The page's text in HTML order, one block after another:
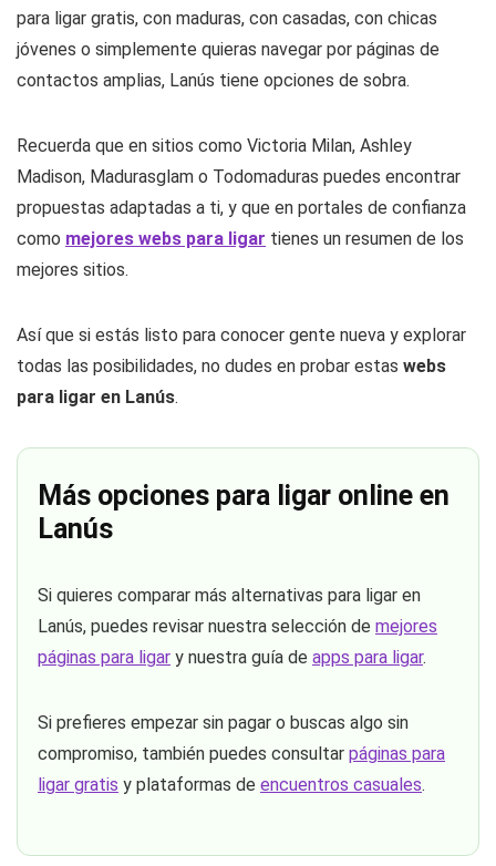
para ligar gratis, con maduras, con casadas, con chicas
jóvenes o simplemente quieras navegar por páginas de
contactos amplias, Lanús tiene opciones de sobra.
Recuerda que en sitios como Victoria Milan, Ashley
Madison, Madurasglam o Todomaduras puedes encontrar
propuestas adaptadas a ti, y que en portales de confianza
como mejores webs para ligar tienes un resumen de los
mejores sitios.
Así que si estás listo para conocer gente nueva y explorar
todas las posibilidades, no dudes en probar estas webs
para ligar en Lanús.
Más opciones para ligar online en
Lanús
Si quieres comparar más alternativas para ligar en
Lanús, puedes revisar nuestra selección de mejores
páginas para ligar y nuestra guía de apps para ligar.
Si prefieres empezar sin pagar o buscas algo sin
compromiso, también puedes consultar páginas para
ligar gratis y plataformas de encuentros casuales.